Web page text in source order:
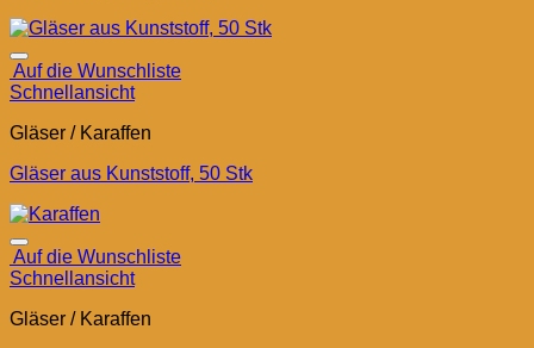
Auf die Wunschliste
Schnellansicht
Gläser / Karaffen
Gläser aus Kunststoff, 50 Stk
Auf die Wunschliste
Schnellansicht
Gläser / Karaffen